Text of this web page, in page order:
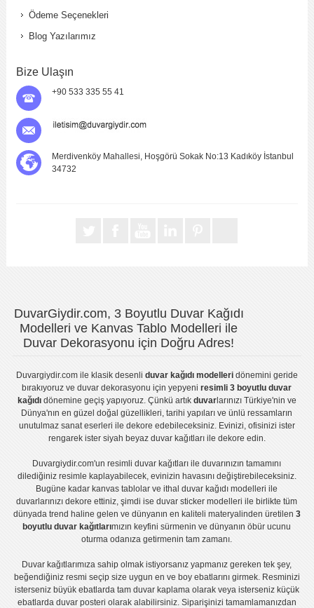
Ödeme Seçenekleri
Blog Yazılarımız
Bize Ulaşın
+90 533 335 55 41
Merdivenköy Mahallesi, Hoşgörü Sokak No:13 Kadıköy İstanbul
34732
DuvarGiydir.com, 3 Boyutlu Duvar Kağıdı
Modelleri ve Kanvas Tablo Modelleri ile
Duvar Dekorasyonu için Doğru Adres!
Duvargiydir.comile klasik desenli duvar kağıdı modelleridönemini geride
bırakıyoruz veduvar dekorasyonu için yepyeniresimli 3 boyutlu duvar
kağıdıdönemine geçiş yapıyoruz. Çünkü artık duvarlarınızı Türkiye'nin ve
Dünya'nın en güzel doğal güzellikleri, tarihi yapıları ve ünlü ressamların
unutulmaz sanat eserleri ile dekore edebileceksiniz. Evinizi, ofisinizi ister
rengarek ister siyah beyaz duvar kağıtlarıile dekore edin.
Duvargiydir.com'unresimli duvar kağıtları ile duvarınızın tamamını
dilediğiniz resimle kaplayabilecek, evinizin havasını değiştirebileceksiniz.
Bugüne kadar kanvas tablo lar veithal duvar kağıdı modelleri ile
duvarlarınızı dekore ettiniz, şimdi iseduvar sticker modelleri ile birlikte tüm
dünyada trend haline gelen ve dünyanın en kaliteli materyalinden üretilen 3
boyutlu duvar kağıtlarımızın keyfini sürmenin ve dünyanın öbür ucunu
oturma odanıza getirmenin tam zamanı.
Duvar kağıtlarımıza sahip olmak istiyorsanız yapmanız gereken tek şey,
beğendiğiniz resmi seçip size uygun en ve boy ebatlarını girmek. Resminizi
isterseniz büyük ebatlarda tam duvar kaplamaolarak veya isterseniz küçük
ebatlarda duvar posteri olarak alabilirsiniz. Siparişinizi tamamlamanızdan